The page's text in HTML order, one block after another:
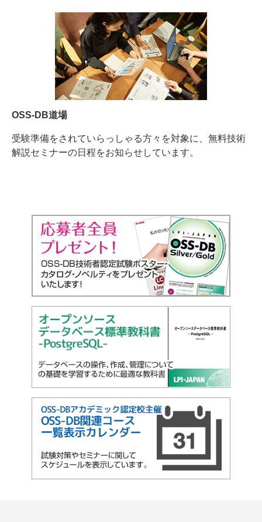
OSS-DB道場
受験準備をされていらっしゃる方々を対象に、無料技術
解説セミナーの日程をお知らせしています。